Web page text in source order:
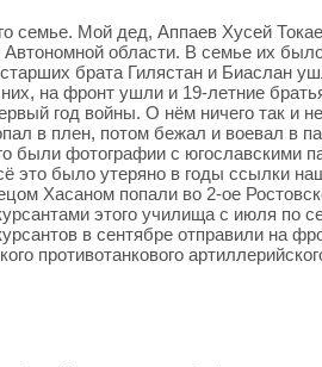
семье. Мой дед, Аппаев Хусей
области. В семье их
брата Гилястан и Биаслан
на фронт ушли и 19-летние
год войны. О нём ничего так и
в плен, потом бежал и воевал в
были фотографии с югославскими
это было утеряно в годы ссылки
Хасаном попали во 2-ое
этого училища с июля по
в сентябре отправили на
противотанкового